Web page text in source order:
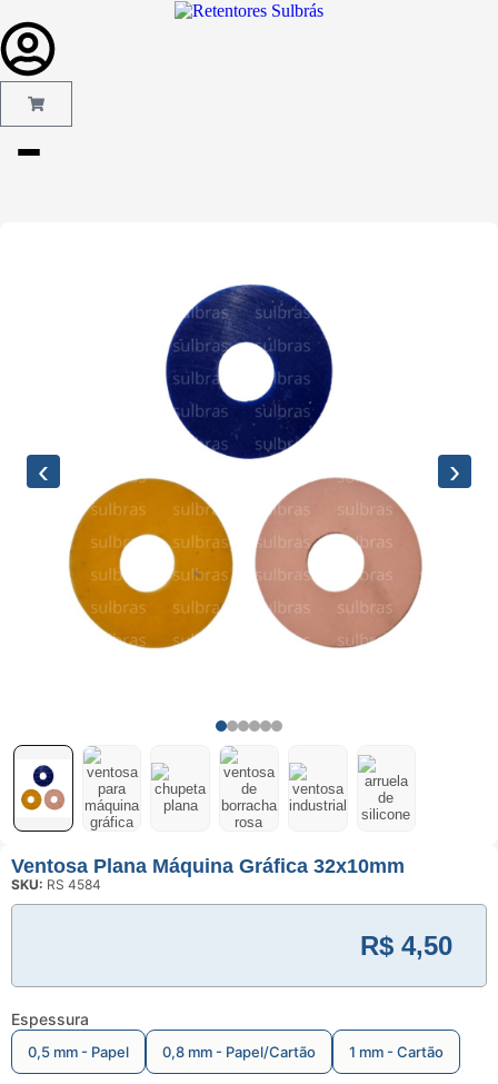
‹ ›
Ventosa Plana Máquina Gráfica 32x10mm
SKU: RS 4584
R$ 4,50
Espessura
0,5 mm - Papel 0,8 mm - Papel/Cartão 1 mm - Cartão
Linha
Industrial
Revestimento
e Poliuretano
(PU)
Serviço de
Usinagem
Ventosas